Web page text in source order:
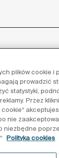
nas:
plików cookie i
prowadzić
statystyki,
Przez
nie
niezbędne
Polityka cookies